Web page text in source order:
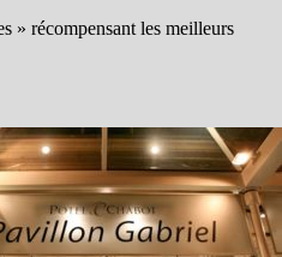
» récompensant les meilleurs